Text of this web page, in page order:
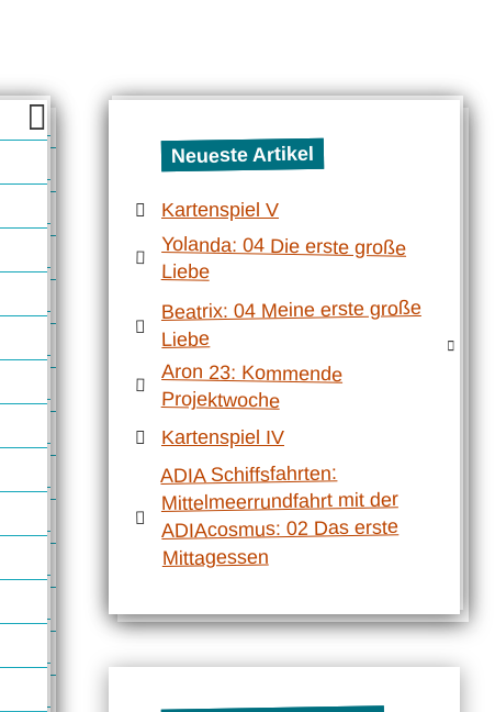
Neueste Artikel
Kartenspiel V
Yolanda: 04 Die erste große
Liebe
Beatrix: 04 Meine erste große
Liebe
Aron 23: Kommende
Projektwoche
Kartenspiel IV
ADIA Schiffsfahrten:
Mittelmeerrundfahrt mit der
ADIAcosmus: 02 Das erste
Mittagessen